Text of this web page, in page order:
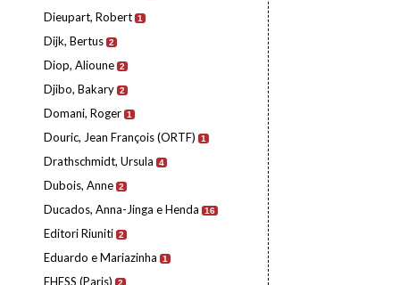
Dieupart, Robert 1
Dijk, Bertus 2
Diop, Alioune 2
Djibo, Bakary 2
Domani, Roger 1
Douric, Jean François (ORTF) 1
Drathschmidt, Ursula 4
Dubois, Anne 2
Ducados, Anna-Jinga e Henda 16
Editori Riuniti 2
Eduardo e Mariazinha 1
EHESS (Paris) 2